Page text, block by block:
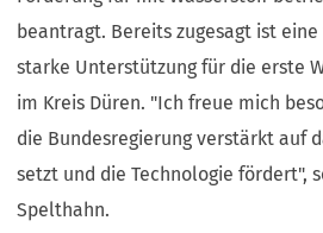
beantragt. Bereits zugesagt ist
starke Unterstützung für die erste
im Kreis Düren. "Ich freue mich
die Bundesregierung verstärkt auf
setzt und die Technologie fördert",
Spelthahn.